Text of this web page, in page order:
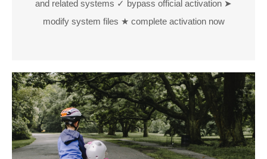
and related systems ✓ bypass official activation ➤
modify system files ★ complete activation now